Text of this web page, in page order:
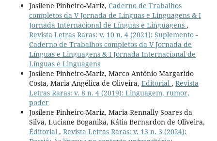
Josilene Pinheiro-Mariz, Caderno de Trabalhos
completos da V Jornada de Línguas e Linguagens & I
Jornada Internacional de Línguas e Linguagens ,
Revista Letras Raras: v. 10 n. 4 (2021): Suplemento -
Caderno de Trabalhos completos da V Jornada de
Línguas e Linguagens & I Jornada Internacional de
Línguas e Linguagens
Josilene Pinheiro-Mariz, Marco Antônio Margarido
Costa, Maria Angélica de Oliveira, Editorial , Revista
Letras Raras: v. 8 n. 4 (2019): Linguagem, rumor,
poder
Josilene Pinheiro-Mariz, Maria Rennally Soares da
Silva, Luciane Boganika, Kátia Bernardon de Oliveira,
Éditorial , Revista Letras Raras: v. 13 n. 3 (2024):